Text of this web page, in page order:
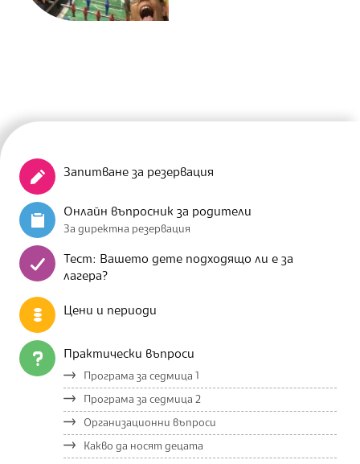
Запитване за резервация
Онлайн въпросник за родители
За директна резервация
Тест: Вашето дете подходящо ли е за
лагера?
Цени и периоди
Практически въпроси
Програма за седмица 1
Програма за седмица 2
Организационни въпроси
Какво да носят децата